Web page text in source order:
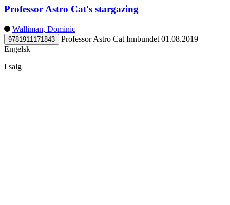
Professor Astro Cat's stargazing
Walliman, Dominic
9781911171843 Professor Astro Cat Innbundet 01.08.2019
Engelsk
I salg